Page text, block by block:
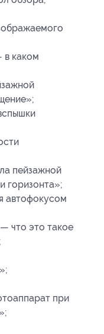
каком
пейзажной
горизонта»;
автофокусом
что это такое
при